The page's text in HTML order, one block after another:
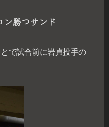
勝つサンド
で試合前に岩貞投手の